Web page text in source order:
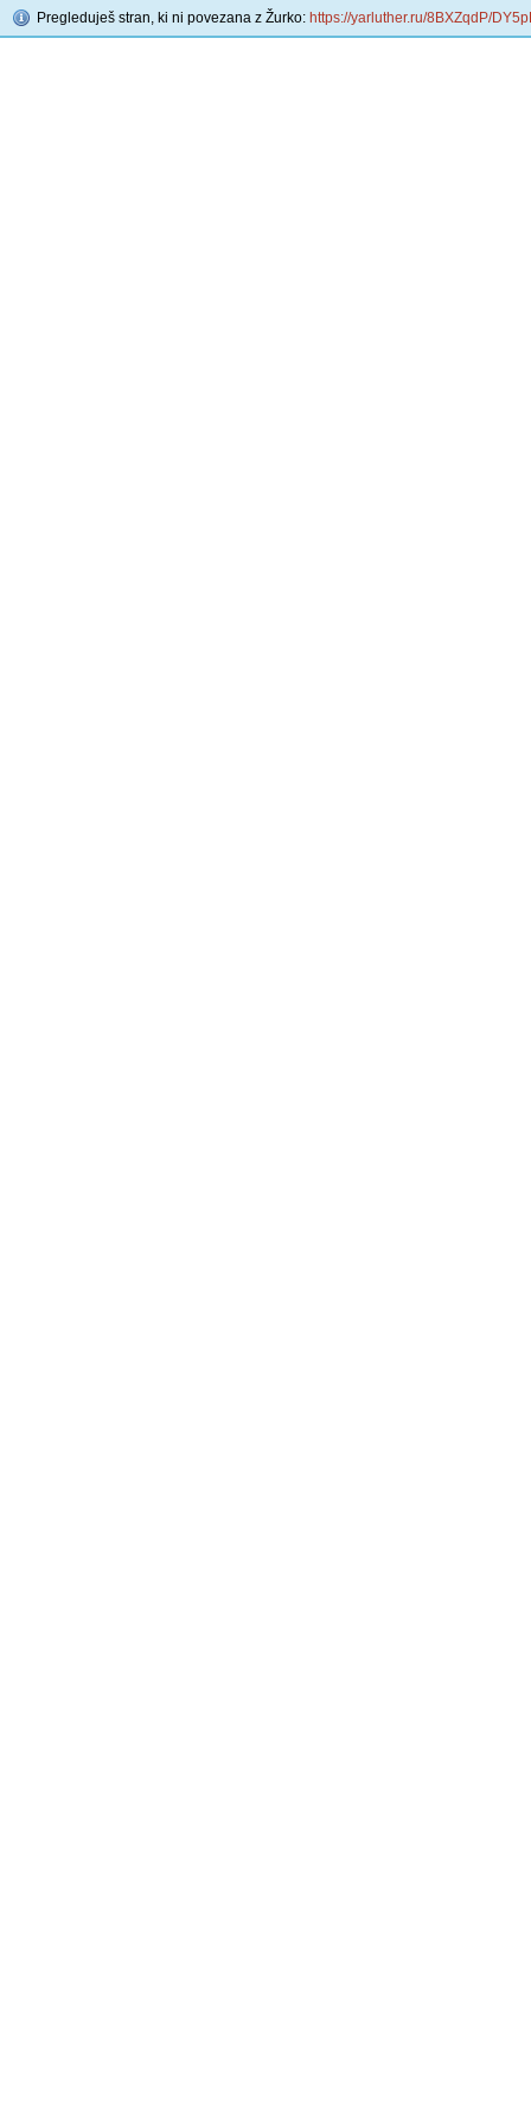
Pregleduješ stran, ki ni povezana z Žurko: https://yarluther.ru/8BXZqdP/